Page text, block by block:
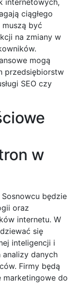
ciągłego
muszą być
na zmiany w
mogą
przedsiębiorstw
SEO czy
w
będzie
oraz
internetu. W
się
inteligencji i
danych
Firmy będą
marketingowe do